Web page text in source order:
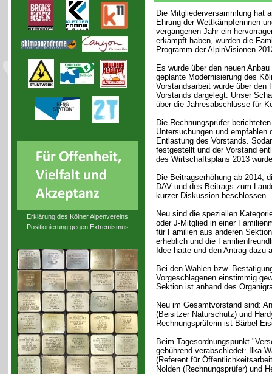
Erklärung des Kölner Alpenvereins
Positionierung gegen Extremismus
Die Mitgliederversammlung hat
Ehrung der Wettkämpferinnen
vergangenen Jahr ein
erkämpft haben, wurden die
Programm der AlpinVisionen
Es wurde über den neuen
geplante Modernisierung des
Vorstandsarbeit wurde über den
Vorstands dargelegt. Unser
über die Jahresabschlüsse für
Die Rechnungsprüfer
Untersuchungen und empfahlen
Entlastung des Vorstands.
festgestellt und der Vorstand
des Wirtschaftsplans 2013
Die Beitragserhöhung ab 2014,
DAV und des Beitrags zum
kurzer Diskussion beschlossen.
Neu sind die speziellen
oder J-Mitglied in einer
für Familien aus anderen
erheblich und die
Idee hatte und den Antrag dazu
Bei den Wahlen bzw.
Vorgeschlagenen einstimmig
Sektion ist anhand des
Neu im Gesamtvorstand sind:
(Beisitzer Naturschutz) und
Rechnungsprüferin ist Bärbel
Beim Tagesordnungspunkt
gebührend verabschiedet: Ilka
(Referent für
Nolden (Rechnungsprüfer) und